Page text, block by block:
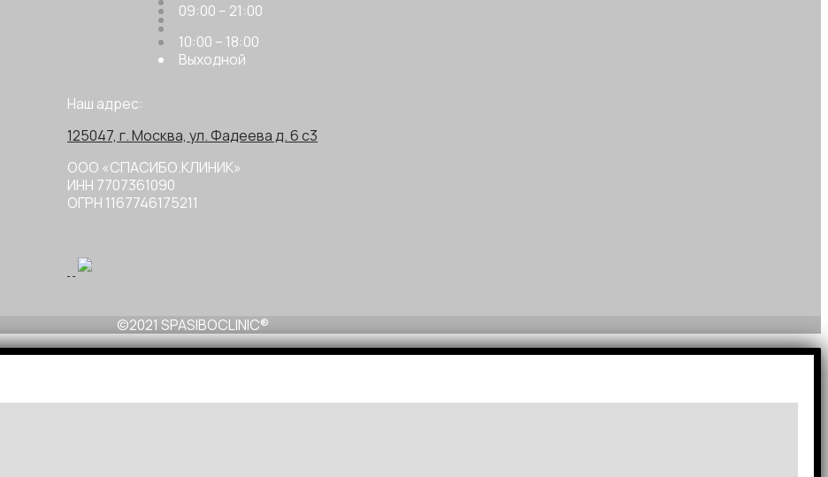
09:00 – 21:00
10:00 – 18:00
Выходной
Наш адрес:
125047, г. Москва, ул. Фадеева д. 6 с3
ООО «СПАСИБО.КЛИНИК»
ИНН 7707361090
ОГРН 1167746175211
©2021 SPASIBOCLINIC®